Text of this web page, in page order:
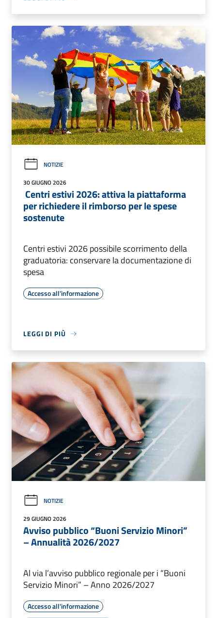
NOTIZIE
30 GIUGNO 2026
Centri estivi 2026: attiva la piattaforma
per richiedere il rimborso per le spese
sostenute
Centri estivi 2026 possibile scorrimento della
graduatoria: conservare la documentazione di
spesa
Accesso all'informazione
LEGGI DI PIÙ
NOTIZIE
29 GIUGNO 2026
Avviso pubblico “Buoni Servizio Minori”
– Annualità 2026/2027
Al via l’avviso pubblico regionale per i “Buoni
Servizio Minori” – Anno 2026/2027
Accesso all'informazione